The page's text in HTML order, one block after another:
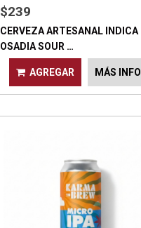
$239
CERVEZA ARTESANAL INDICA
OSADIA SOUR …
AGREGAR MÁS INFO